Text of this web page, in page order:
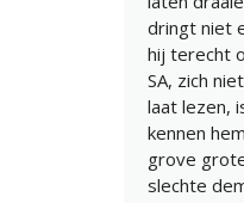
dringt niet
hij terecht
SA, zich
laat lezen,
kennen
grove
slechte